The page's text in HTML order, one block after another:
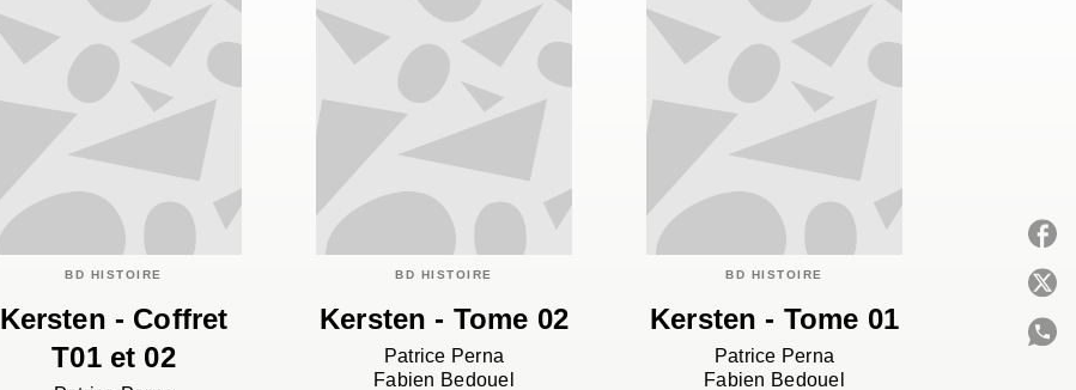
BD HISTOIRE
Kersten - Coffret
T01 et 02
BD HISTOIRE
Kersten - Tome 02
Patrice Perna
Fabien Bedouel
BD HISTOIRE
Kersten - Tome 01
Patrice Perna
Fabien Bedouel